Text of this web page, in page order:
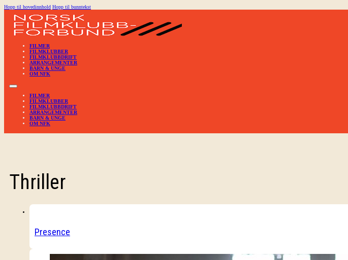
Hopp til hovedinnhold Hopp til bunntekst
FILMER
FILMKLUBBER
FILMKLUBBDRIFT
ARRANGEMENTER
BARN & UNGE
OM NFK
FILMER
FILMKLUBBER
FILMKLUBBDRIFT
ARRANGEMENTER
BARN & UNGE
OM NFK
Thriller
Presence